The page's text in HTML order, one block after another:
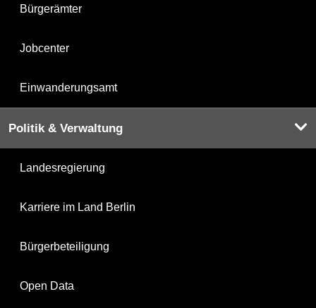
Bürgerämter
Jobcenter
Einwanderungsamt
Politik & Verwaltung
Landesregierung
Karriere im Land Berlin
Bürgerbeteiligung
Open Data